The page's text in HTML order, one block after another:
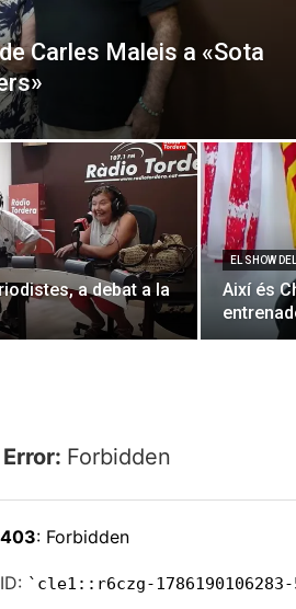
Carles Maleis a «Sota
a debat a la
EL SHOW
Així és